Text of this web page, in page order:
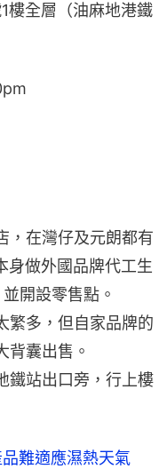
樓全層（油麻地港鐵
，在灣仔及元朗都有
身做外國品牌代工生
開設零售點。
繁多，但自家品牌的
背囊出售。
鐵站出口旁，行上樓
品難適應濕熱天氣